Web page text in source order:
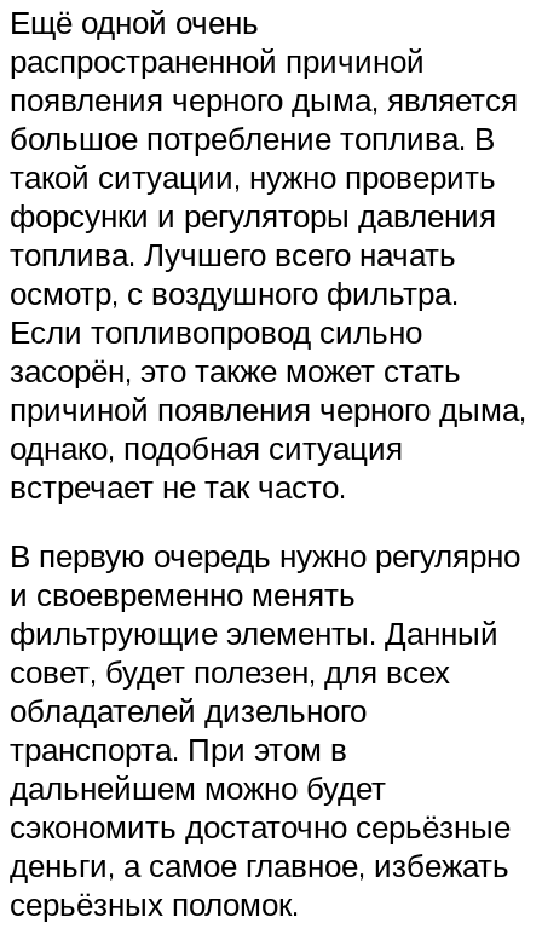
Ещё одной очень
распространенной причиной
появления черного дыма, является
большое потребление топлива. В
такой ситуации, нужно проверить
форсунки и регуляторы давления
топлива. Лучшего всего начать
осмотр, с воздушного фильтра.
Если топливопровод сильно
засорён, это также может стать
причиной появления черного дыма,
однако, подобная ситуация
встречает не так часто.
В первую очередь нужно регулярно
и своевременно менять
фильтрующие элементы. Данный
совет, будет полезен, для всех
обладателей дизельного
транспорта. При этом в
дальнейшем можно будет
сэкономить достаточно серьёзные
деньги, а самое главное, избежать
серьёзных поломок.